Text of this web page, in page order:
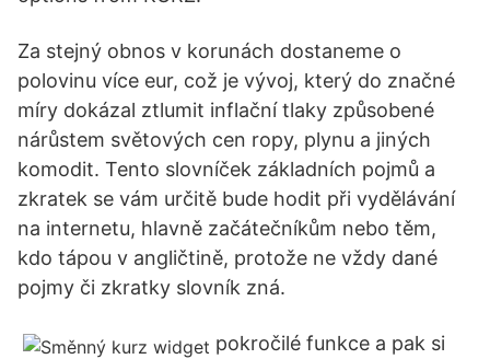
Za stejný obnos v korunách dostaneme o
polovinu více eur, což je vývoj, který do značné
míry dokázal ztlumit inflační tlaky způsobené
nárůstem světových cen ropy, plynu a jiných
komodit. Tento slovníček základních pojmů a
zkratek se vám určitě bude hodit při vydělávání
na internetu, hlavně začátečníkům nebo těm,
kdo tápou v angličtině, protože ne vždy dané
pojmy či zkratky slovník zná.
pokročilé funkce a pak si